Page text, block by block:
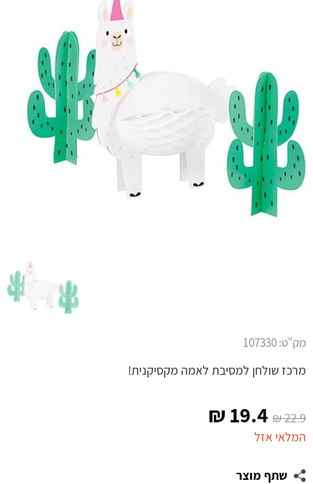
22.9
₪ המחיר
המקורי
היה:
19.4
₪
המלאי אזל
שתף מוצר
מק"ט:107330
מרכז שולחן למסיבת לאמה מקסיקנית!